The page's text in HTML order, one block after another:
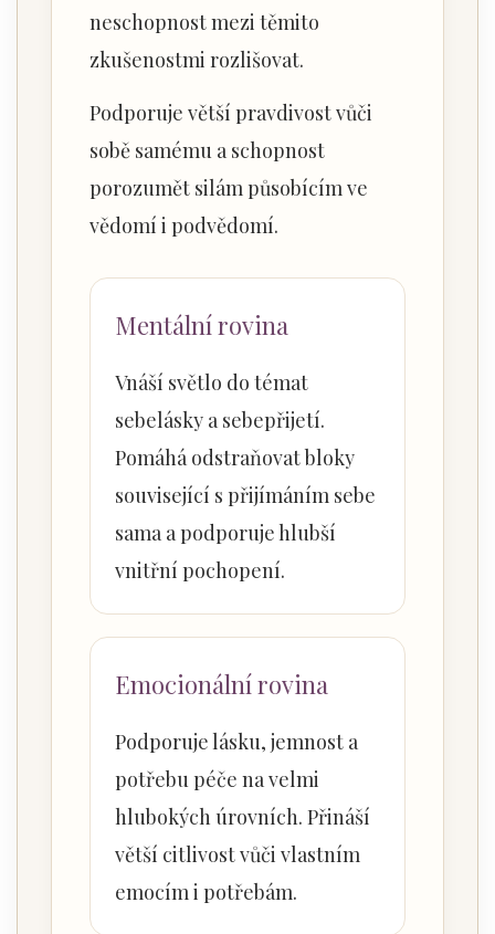
neschopnost mezi těmito
zkušenostmi rozlišovat.
Podporuje větší pravdivost vůči
sobě samému a schopnost
porozumět silám působícím ve
vědomí i podvědomí.
Mentální rovina
Vnáší světlo do témat
sebelásky a sebepřijetí.
Pomáhá odstraňovat bloky
související s přijímáním sebe
sama a podporuje hlubší
vnitřní pochopení.
Emocionální rovina
Podporuje lásku, jemnost a
potřebu péče na velmi
hlubokých úrovních. Přináší
větší citlivost vůči vlastním
emocím i potřebám.